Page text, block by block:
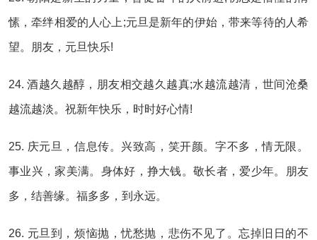
愫，牵绊相爱的人心上;元旦是新年的伊始，带来等待的人希
望。朋友，元旦快乐!
24. 酒越久越醇，朋友相交越久越真;水越流越清，世间沧桑
越流越淡。祝新年快乐，时时好心情!
25. 庆元旦，信息传。兴致高，笑开颜。字不多，情无限。
事业兴，家美满。身体好，挣大钱。敬长者，爱少年。朋友
多，结善缘。福多多，到永远。
26. 元旦到，烦恼抛，忧愁抛，悲伤不见了。忘掉旧日的不